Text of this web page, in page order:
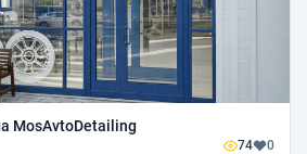
MosAvtoDetailing
74 0